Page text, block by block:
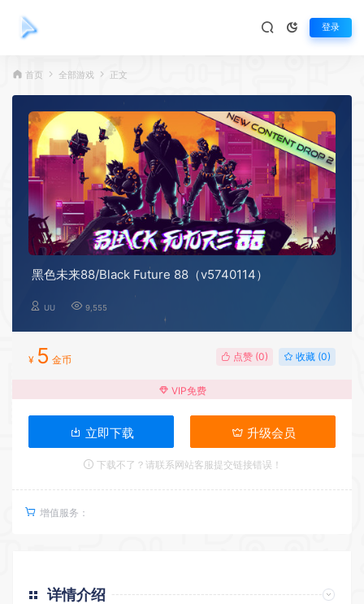
登录
首页 全部游戏 正文
黑色未来88/Black Future 88（v5740114）
UU 9,555
¥ 5 金币 点赞 (0) 收藏 (0)
VIP免费
立即下载 升级会员
下载不了？请联系网站客服提交链接错误！
增值服务：
详情介绍